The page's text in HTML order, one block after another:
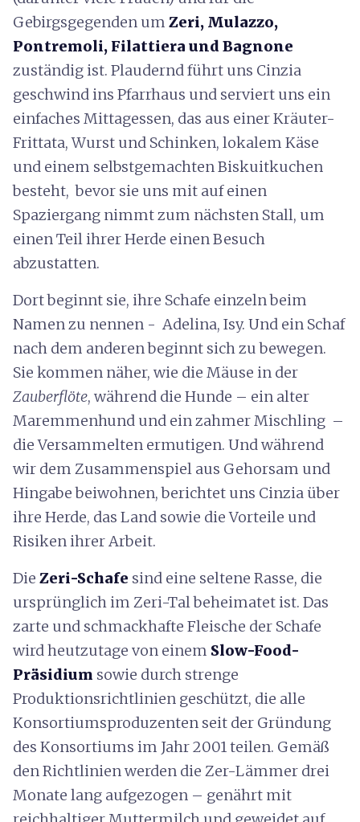
Gebirgsgegenden um Zeri, Mulazzo,
Pontremoli, Filattiera und Bagnone
zuständig ist. Plaudernd führt uns Cinzia
geschwind ins Pfarrhaus und serviert uns ein
einfaches Mittagessen, das aus einer Kräuter-
Frittata, Wurst und Schinken, lokalem Käse
und einem selbstgemachten Biskuitkuchen
besteht, bevor sie uns mit auf einen
Spaziergang nimmt zum nächsten Stall, um
einen Teil ihrer Herde einen Besuch
abzustatten.
Dort beginnt sie, ihre Schafe einzeln beim
Namen zu nennen - Adelina, Isy. Und ein Schaf
nach dem anderen beginnt sich zu bewegen.
Sie kommen näher, wie die Mäuse in der
Zauberflöte, während die Hunde – ein alter
Maremmenhund und ein zahmer Mischling –
die Versammelten ermutigen. Und während
wir dem Zusammenspiel aus Gehorsam und
Hingabe beiwohnen, berichtet uns Cinzia über
ihre Herde, das Land sowie die Vorteile und
Risiken ihrer Arbeit.
Die Zeri-Schafe sind eine seltene Rasse, die
ursprünglich im Zeri-Tal beheimatet ist. Das
zarte und schmackhafte Fleische der Schafe
wird heutzutage von einem Slow-Food-
Präsidium sowie durch strenge
Produktionsrichtlinien geschützt, die alle
Konsortiumsproduzenten seit der Gründung
des Konsortiums im Jahr 2001 teilen. Gemäß
den Richtlinien werden die Zer-Lämmer drei
Monate lang aufgezogen – genährt mit